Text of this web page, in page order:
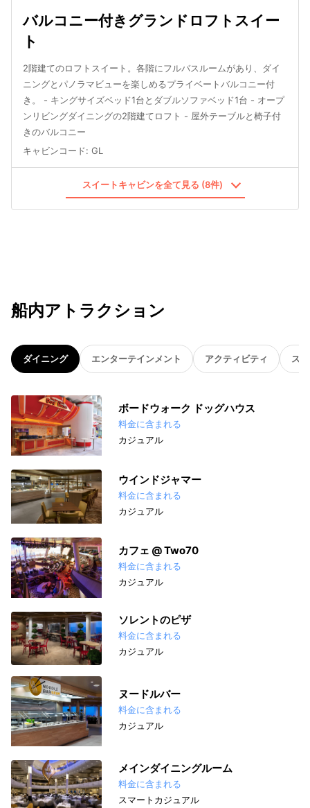
バルコニー付きグランドロフトスイー
ト
2階建てのロフトスイート。各階にフルバスルームがあり、ダイ
ニングとパノラマビューを楽しめるプライベートバルコニー付
き。 - キングサイズベッド1台とダブルソファベッド1台 - オープ
ンリビングダイニングの2階建てロフト - 屋外テーブルと椅子付
きのバルコニー
キャビンコード: GL
スイートキャビンを全て見る (8件)
船内アトラクション
ダイニング エンターテインメント アクティビティ ス
ボードウォーク ドッグハウス
料金に含まれる
カジュアル
ウインドジャマー
料金に含まれる
カジュアル
カフェ @ Two70
料金に含まれる
カジュアル
ソレントのピザ
料金に含まれる
カジュアル
ヌードルバー
料金に含まれる
カジュアル
メインダイニングルーム
料金に含まれる
スマートカジュアル